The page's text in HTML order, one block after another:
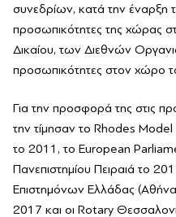
συνεδρίων, κατά την έναρξη
προσωπικότητες της χώρας
Δικαίου, των Διεθνών
προσωπικότητες στον χώρο
Για την προσφορά της στις
την τίμησαν το Rhodes
το 2011, το European
Πανεπιστημίου Πειραιά το
Επιστημόνων Ελλάδας
2017 και οι Rotary